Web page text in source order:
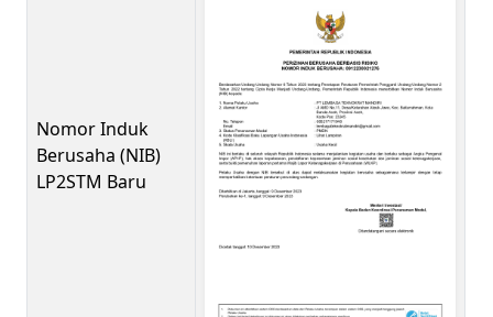
Nomor Induk
Berusaha (NIB)
LP2STM Baru